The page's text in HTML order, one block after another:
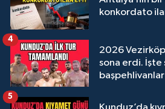
konkordato
2026
sona erdi. İşte
başpehlivanlar
4
5